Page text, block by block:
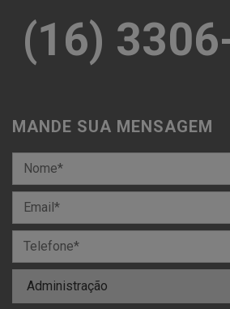
(16)
MANDE SUA MENSAGEM